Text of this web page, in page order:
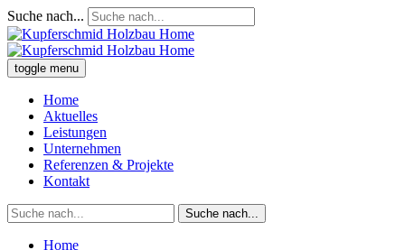
Suche nach...
toggle menu
Home
Aktuelles
Leistungen
Unternehmen
Referenzen & Projekte
Kontakt
Suche nach...
Home